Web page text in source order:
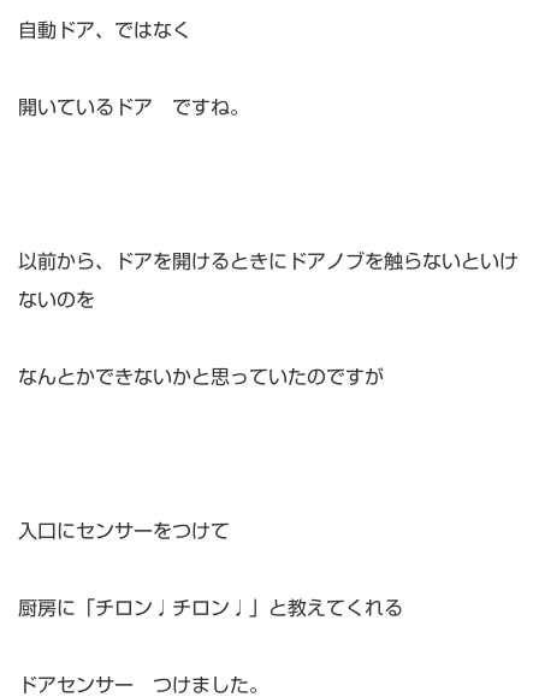
自動ドア、ではなく
開いているドア ですね。
以前から、ドアを開けるときにドアノブを触らないといけ
ないのを
なんとかできないかと思っていたのですが
入口にセンサーをつけて
厨房に「チロン♩チロン♩」と教えてくれる
ドアセンサー つけました。